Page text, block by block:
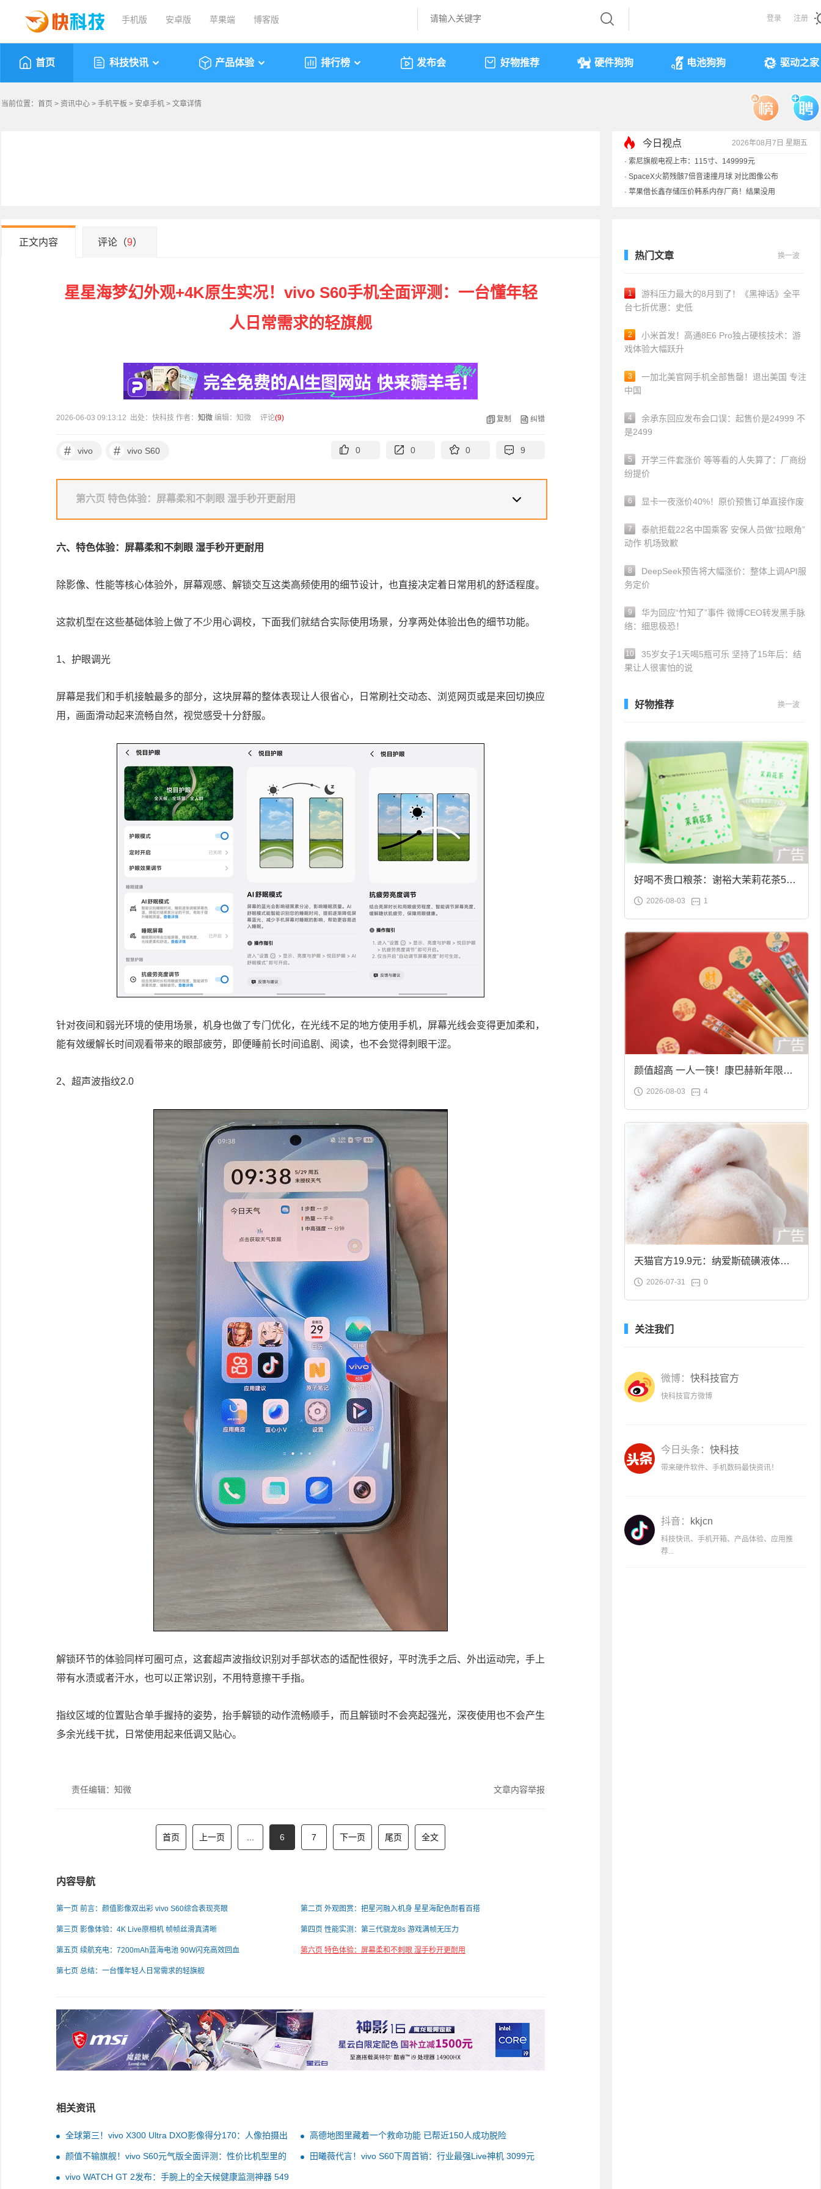
手机版 安卓版 苹果端 博客版 登录 注册
首页 科技快讯 产品体验 排行榜 发布会 好物推荐 硬件狗狗 电池狗狗 驱动之家
当前位置： 首页 > 资讯中心 > 手机平板 > 安卓手机 > 文章详情
今日视点 2026年08月7日 星期五
· 索尼旗舰电视上市：115寸、149999元
· SpaceX火箭残骸7倍音速撞月球 对比图像公布
· 苹果借长鑫存储压价韩系内存厂商！结果没用
正文内容 评论（9）
星星海梦幻外观+4K原生实况！vivo S60手机全面评测：一台懂年轻
人日常需求的轻旗舰
2026-06-03 09:13:12 出处：快科技 作者： 知微 编辑：知微 评论(9) 复制 纠错
# vivo # vivo S60 0 0 0 9
第六页 特色体验：屏幕柔和不刺眼 湿手秒开更耐用
六、特色体验：屏幕柔和不刺眼 湿手秒开更耐用
除影像、性能等核心体验外，屏幕观感、解锁交互这类高频使用的细节设计，也直接决定着日常用机的舒适程度。
这款机型在这些基础体验上做了不少用心调校，下面我们就结合实际使用场景，分享两处体验出色的细节功能。
1、护眼调光
屏幕是我们和手机接触最多的部分，这块屏幕的整体表现让人很省心，日常刷社交动态、浏览网页或是来回切换应
用，画面滑动起来流畅自然，视觉感受十分舒服。
针对夜间和弱光环境的使用场景，机身也做了专门优化，在光线不足的地方使用手机，屏幕光线会变得更加柔和，
能有效缓解长时间观看带来的眼部疲劳，即便睡前长时间追剧、阅读，也不会觉得刺眼干涩。
2、超声波指纹2.0
解锁环节的体验同样可圈可点，这套超声波指纹识别对手部状态的适配性很好，平时洗手之后、外出运动完，手上
带有水渍或者汗水，也可以正常识别，不用特意擦干手指。
指纹区域的位置贴合单手握持的姿势，抬手解锁的动作流畅顺手，而且解锁时不会亮起强光，深夜使用也不会产生
多余光线干扰，日常使用起来低调又贴心。
责任编辑：知微 文章内容举报
首页 上一页 6 7 下一页 尾页 全文
内容导航
第一页 前言：颜值影像双出彩 vivo S60综合表现亮眼 第二页 外观图赏：把星河融入机身 星星海配色耐看百搭
第三页 影像体验：4K Live原相机 帧帧丝滑真清晰 第四页 性能实测：第三代骁龙8s 游戏满帧无压力
第五页 续航充电：7200mAh蓝海电池 90W闪充高效回血 第六页 特色体验：屏幕柔和不刺眼 湿手秒开更耐用
第七页 总结：一台懂年轻人日常需求的轻旗舰
相关资讯
全球第三！vivo X300 Ultra DXO影像得分170：人像拍摄出
色 领先iPhone 17 Pro
高德地图里藏着一个救命功能 已帮近150人成功脱险
颜值不输旗舰！vivo S60元气版全面评测：性价比机型里的
田曦薇代言！vivo S60下周首销：行业最强Live神机 3099元
vivo WATCH GT 2发布：手腕上的全天候健康监测神器 549
热门文章 换一波
1
游科压力最大的8月到了！《黑神话》全平
台七折优惠：史低
2
小米首发！高通8E6 Pro独占硬核技术：游
戏体验大幅跃升
3
一加北美官网手机全部售罄！退出美国 专注
中国
4
余承东回应发布会口误：起售价是24999 不
是2499
5
开学三件套涨价 等等看的人失算了：厂商纷
纷提价
6 显卡一夜涨价40%！原价预售订单直接作废
7
泰航拒载22名中国乘客 安保人员做“拉眼角”
动作 机场致歉
8
DeepSeek预告将大幅涨价：整体上调API服
务定价
9
华为回应“竹知了”事件 微博CEO转发黑手脉
络：细思极恐！
10
35岁女子1天喝5瓶可乐 坚持了15年后：结
果让人很害怕的说
好物推荐 换一波
好喝不贵口粮茶：谢裕大茉莉花茶50g
袋装9.9元到手
2026-08-03 1
颜值超高 一人一筷！康巴赫新年限定
合金筷子大促：19.9元
2026-08-03 4
天猫官方19.9元：纳爱斯硫磺液体香
皂2斤大促
2026-07-31 0
关注我们
微博： 快科技官方
快科技官方微博
今日头条： 快科技
带来硬件软件、手机数码最快资讯！
抖音： kkjcn
科技快讯、手机开箱、产品体验、应用推
荐...